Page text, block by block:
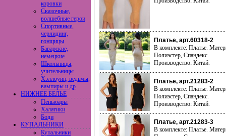
коровки
Сказочные,
волшебные герои
Спортивные,
черлидинг,
гонщицы
Баварские,
немецкие
Школьницы,
учительницы
Хэллоуин, ведьмы,
вампиры и др
НИЖНЕЕ БЕЛЬЕ
Пеньюары
Халатики
Боди
КУПАЛЬНИКИ
Купальники
Платье, арт.60318-2
В комплекте: Платье.
Полиэстер, Спандекс.
Производство: Китай.
Платье, арт.21283-2
В комплекте: Платье.
Полиэстер, Спандекс.
Производство: Китай.
Платье, арт.21283-3
В комплекте: Платье.